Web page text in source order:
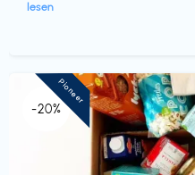
lesen
-20%
Pioneer